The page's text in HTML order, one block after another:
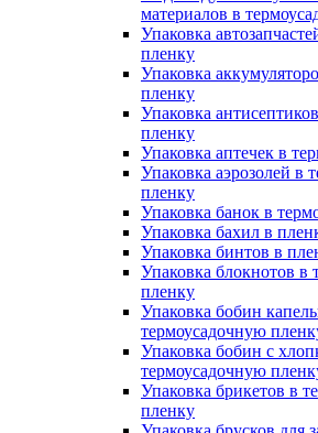
материалов в
Упаковка
пленку
Упаковка
пленку
Упаковка
пленку
Упаковка аптечек в
Упаковка аэрозолей в
пленку
Упаковка банок в
Упаковка бахил в
Упаковка бинтов в
Упаковка блокнотов в
пленку
Упаковка бобин
термоусадочную
Упаковка бобин с
термоусадочную
Упаковка брикетов в
пленку